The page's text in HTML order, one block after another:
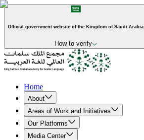
Official government website of the Kingdom of Saudi Arabia
How to verify
Home
About
Areas of Work and Initiatives
Our Platforms
Media Center